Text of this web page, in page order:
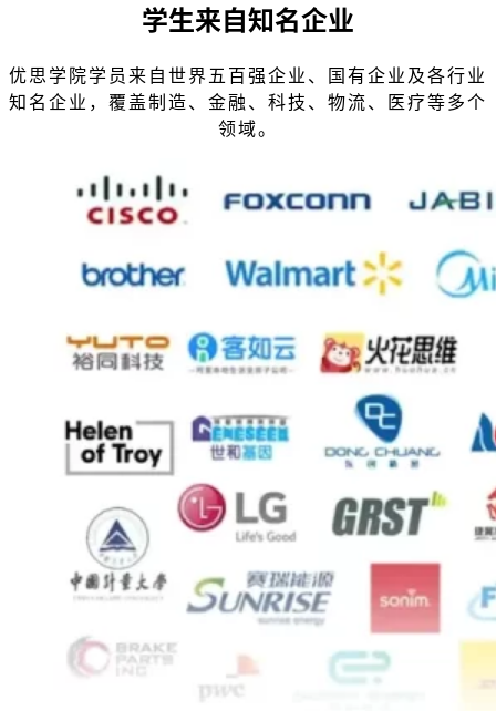
学生来自知名企业
优思学院学员来自世界五百强企业、国有企业及各行业
知名企业，覆盖制造、金融、科技、物流、医疗等多个
领域。